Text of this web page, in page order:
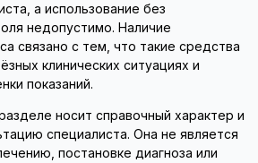
а использование без
недопустимо. Наличие
связано с тем, что такие средства
клинических ситуациях и
показаний.
носит справочный характер и
специалиста. Она не является
постановке диагноза или